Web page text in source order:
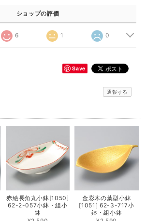
ショップの評価
6 1 0
Save
通報する
赤絵長角丸小鉢[1050]
62-2-057小鉢・組小
鉢
金彩木の葉型小鉢
[1051] 62-3-717小
鉢・組小鉢